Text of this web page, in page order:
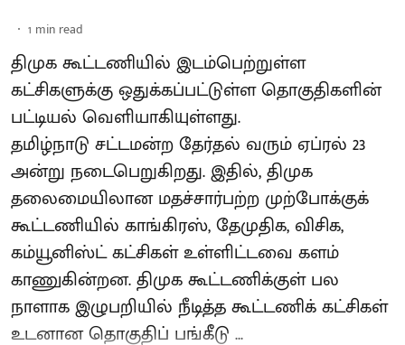
1 min read
திமுக கூட்டணியில் இடம்பெற்றுள்ள
கட்சிகளுக்கு ஒதுக்கப்பட்டுள்ள தொகுதிகளின்
பட்டியல் வெளியாகியுள்ளது.
தமிழ்நாடு சட்டமன்ற தேர்தல் வரும் ஏப்ரல் 23
அன்று நடைபெறுகிறது. இதில், திமுக
தலைமையிலான மதச்சார்பற்ற முற்போக்குக்
கூட்டணியில் காங்கிரஸ், தேமுதிக, விசிக,
கம்யூனிஸ்ட் கட்சிகள் உள்ளிட்டவை களம்
காணுகின்றன. திமுக கூட்டணிக்குள் பல
நாளாக இழுபறியில் நீடித்த கூட்டணிக் கட்சிகள்
உடனான தொகுதிப் பங்கீடு ...